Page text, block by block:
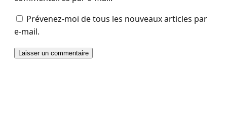
Prévenez-moi de tous les nouveaux articles par
e-mail.